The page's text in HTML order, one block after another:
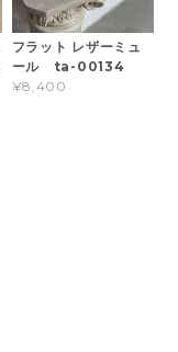
フラット レザーミュ
ール ta-00134
¥8,400